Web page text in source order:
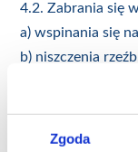
Zgoda
4.2. Zabrania się
a) wspinania się
b) niszczenia
zewnątrz,